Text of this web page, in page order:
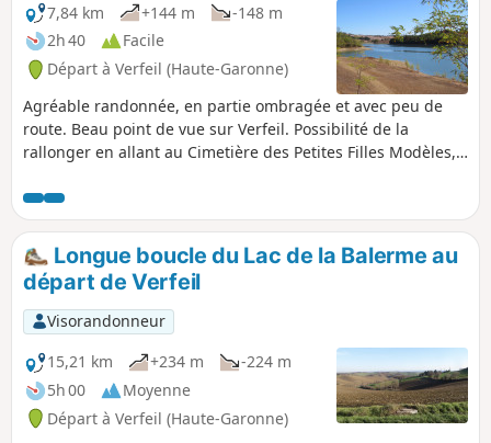
7,84 km
+144 m
-148 m
2h 40
Facile
Départ à Verfeil (Haute-Garonne)
Agréable randonnée, en partie ombragée et avec peu de
route. Beau point de vue sur Verfeil. Possibilité de la
rallonger en allant au Cimetière des Petites Filles Modèles,
Longue boucle du Lac de la Balerme au
départ de Verfeil
Visorandonneur
15,21 km
+234 m
-224 m
5h 00
Moyenne
Départ à Verfeil (Haute-Garonne)